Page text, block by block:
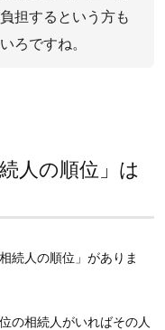
担するという方も
ろですね。
人の順位」は
続人の順位」がありま
の相続人がいればその人